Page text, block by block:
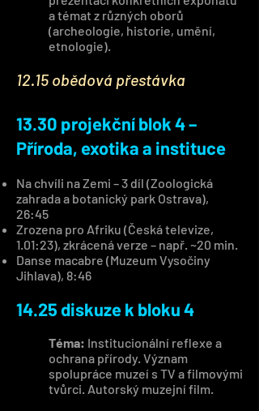
a témat z různých oborů
(archeologie, historie, umění,
etnologie).
12.15 obědová přestávka
13.30 projekční blok 4 –
Příroda, exotika a instituce
Na chvíli na Zemi – 3 díl (Zoologická
zahrada a botanický park Ostrava),
26:45
Zrozena pro Afriku (Česká televize,
1.01:23), zkrácená verze – např. ~20 min.
Danse macabre (Muzeum Vysočiny
Jihlava), 8:46
14.25 diskuze k bloku 4
Téma: Institucionální reflexe a
ochrana přírody. Význam
spolupráce muzeí s TV a filmovými
tvůrci. Autorský muzejní film.